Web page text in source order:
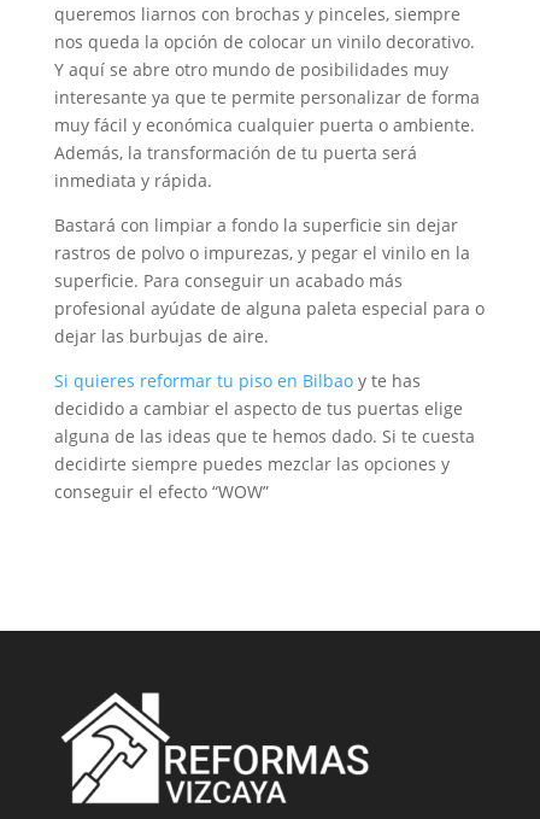
queremos liarnos con brochas y pinceles, siempre
nos queda la opción de colocar un vinilo decorativo.
Y aquí se abre otro mundo de posibilidades muy
interesante ya que te permite personalizar de forma
muy fácil y económica cualquier puerta o ambiente.
Además, la transformación de tu puerta será
inmediata y rápida.
Bastará con limpiar a fondo la superficie sin dejar
rastros de polvo o impurezas, y pegar el vinilo en la
superficie. Para conseguir un acabado más
profesional ayúdate de alguna paleta especial para o
dejar las burbujas de aire.
Si quieres reformar tu piso en Bilbaoy te has
decidido a cambiar el aspecto de tus puertas elige
alguna de las ideas que te hemos dado. Si te cuesta
decidirte siempre puedes mezclar las opciones y
conseguir el efecto “WOW”